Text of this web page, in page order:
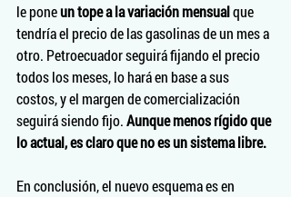
le pone un tope a la variación mensual que
tendría el precio de las gasolinas de un mes a
otro. Petroecuador seguirá fijando el precio
todos los meses, lo hará en base a sus
costos, y el margen de comercialización
seguirá siendo fijo. Aunque menos rígido que
lo actual, es claro que no es un sistema libre.
En conclusión, el nuevo esquema es en